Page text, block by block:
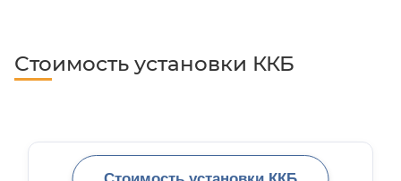
Стоимость установки ККБ